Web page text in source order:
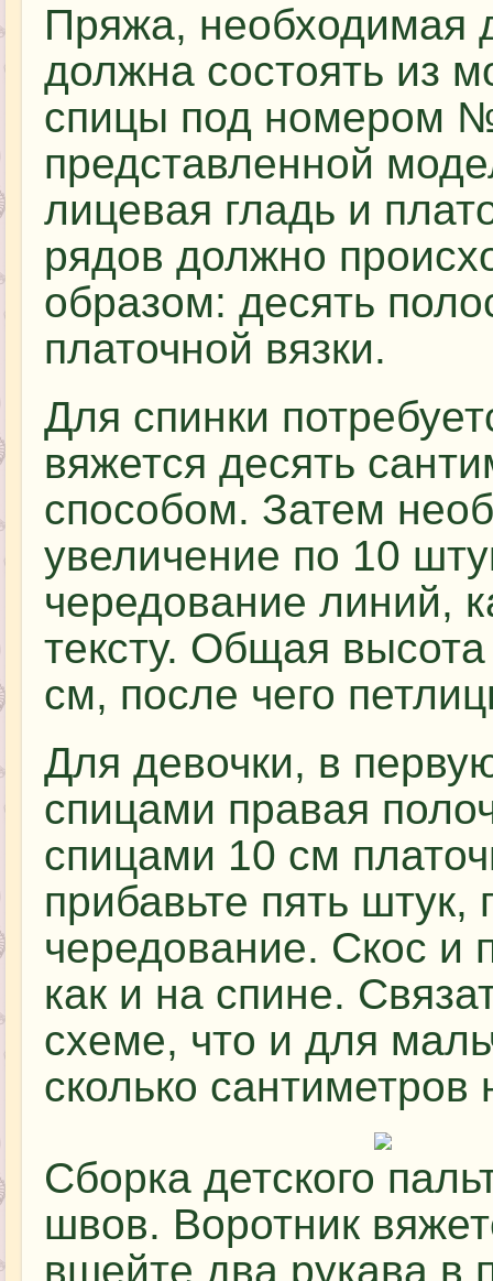
Пряжа, необходимая
должна состоять из
спицы под номером
представленной
лицевая гладь и
рядов должно
образом: десять
платочной вязки.
Для спинки
вяжется десять
способом. Затем
увеличение по 10
чередование линий,
тексту. Общая
см, после чего
Для девочки, в
спицами правая
спицами 10 см
прибавьте пять
чередование. Скос и
как и на спине.
схеме, что и для
сколько сантиметров
Сборка детского
швов. Воротник
вшейте два рукава в